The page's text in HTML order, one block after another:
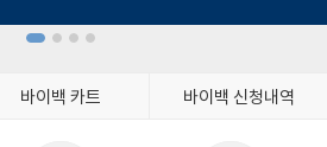
바이백 카트 바이백 신청내역